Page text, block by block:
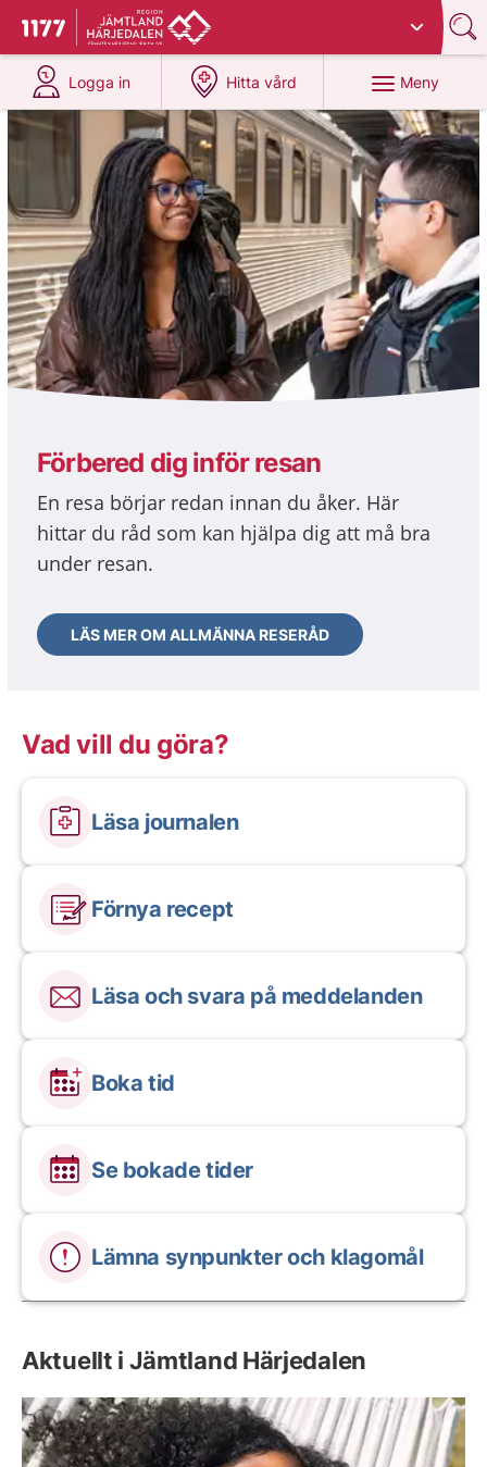
Till startsidan för 1177
Du har valt region
Logga in
på 1177.se
Hitta vård
på 1177.se
Meny
1177
Förbered dig inför resan
En resa börjar redan innan du åker. Här
hittar du råd som kan hjälpa dig att må bra
under resan.
LÄS MER OM ALLMÄNNA RESERÅD
Vad vill du göra?
Läsa journalen
Förnya recept
Läsa och svara på meddelanden
Boka tid
Se bokade tider
Lämna synpunkter och klagomål
Aktuellt i Jämtland Härjedalen